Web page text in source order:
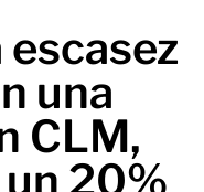
escasez
una
CLM,
20%